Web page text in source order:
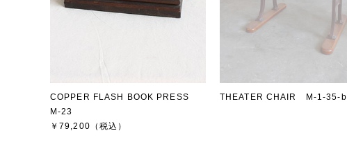
COPPER FLASH BOOK PRESS
M-23
￥79,200 （税込）
THEATER CHAIR M-1-35-b